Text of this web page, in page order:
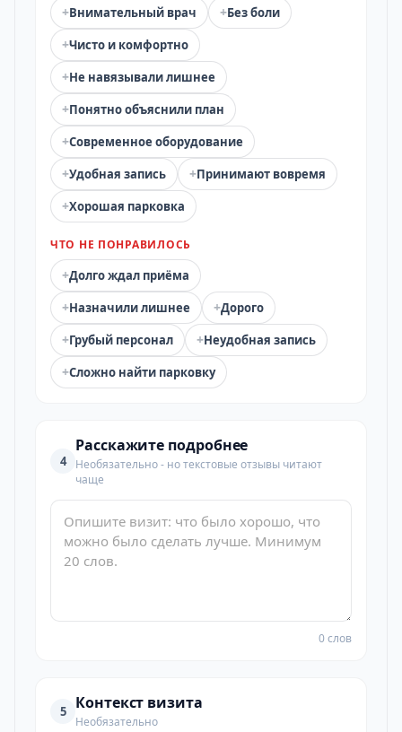
+Внимательный врач +Без боли
+Чисто и комфортно
+Не навязывали лишнее
+Понятно объяснили план
+Современное оборудование
+Удобная запись +Принимают вовремя
+Хорошая парковка
ЧТО НЕ ПОНРАВИЛОСЬ
+Долго ждал приёма
+Назначили лишнее +Дорого
+Грубый персонал +Неудобная запись
+Сложно найти парковку
4
Расскажите подробнее
Необязательно - но текстовые отзывы читают
чаще
0 слов
5 Контекст визита
Необязательно